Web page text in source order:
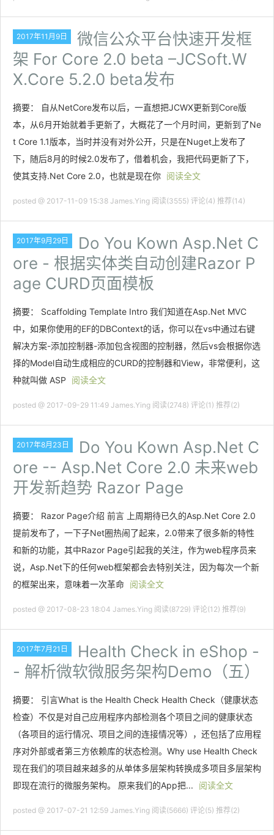
2017年11月9日
微信公众平台快速开发框
架 For Core 2.0 beta –JCSoft.W
X.Core 5.2.0 beta发布
摘要： 自从NetCore发布以后，一直想把JCWX更新到Core版
本，从6月开始就着手更新了，大概花了一个月时间，更新到了Ne
t Core 1.1版本，当时并没有对外公开，只是在Nuget上发布了
下，随后8月的时候2.0发布了，借着机会，我把代码更新了下，
使其支持.Net Core 2.0，也就是现在你 阅读全文
posted @ 2017-11-09 15:38 James.Ying 阅读(3555) 评论(4) 推荐(14)
2017年9月29日
Do You Kown Asp.Net C
ore - 根据实体类自动创建Razor P
age CURD页面模板
摘要： Scaffolding Template Intro 我们知道在Asp.Net MVC
中，如果你使用的EF的DBContext的话，你可以在vs中通过右键
解决方案-添加控制器-添加包含视图的控制器，然后vs会根据你选
择的Model自动生成相应的CURD的控制器和View，非常便利，这
种就叫做 ASP
阅读全文
posted @ 2017-09-29 11:49 James.Ying 阅读(2748) 评论(1) 推荐(2)
2017年8月23日
Do You Kown Asp.Net C
ore -- Asp.Net Core 2.0 未来web
开发新趋势 Razor Page
摘要： Razor Page介绍 前言 上周期待已久的Asp.Net Core 2.0
提前发布了，一下子Net圈热闹了起来，2.0带来了很多新的特性
和新的功能，其中Razor Page引起我的关注，作为web程序员来
说，Asp.Net下的任何web框架都会去特别关注，因为每次一个新
的框架出来，意味着一次革命 阅读全文
posted @ 2017-08-23 18:04 James.Ying 阅读(8729) 评论(12) 推荐(9)
2017年7月21日
Health Check in eShop -
- 解析微软微服务架构Demo（五）
摘要： 引言What is the Health Check Health Check（健康状态
检查）不仅是对自己应用程序内部检测各个项目之间的健康状态
（各项目的运行情况、项目之间的连接情况等），还包括了应用程
序对外部或者第三方依赖库的状态检测。Why use Health Check
现在我们的项目越来越多的从单体多层架构转换成多项目多层架构
即现在流行的微服务架构。 原来我们的App把...
阅读全文
posted @ 2017-07-21 12:59 James.Ying 阅读(5666) 评论(5) 推荐(2)